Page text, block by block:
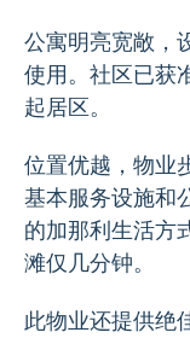
公寓明亮宽敞，
使用。社区已获
起居区。
位置优越，物业
基本服务设施和
的加那利生活方
滩仅几分钟。
此物业还提供绝